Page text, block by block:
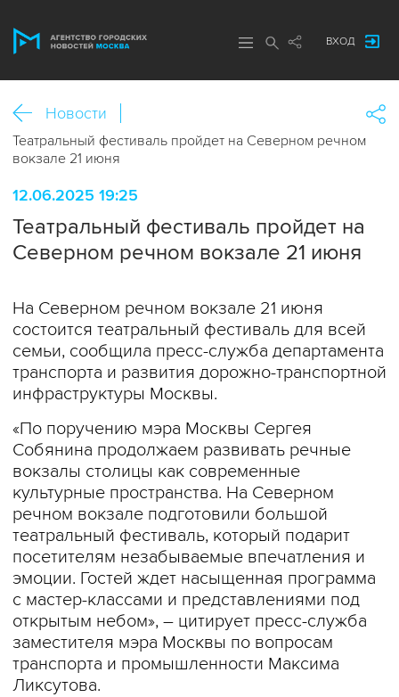
ВХОД
Новости
Театральный фестиваль пройдет на Северном речном
вокзале 21 июня
12.06.2025 19:25
Театральный фестиваль пройдет на
Северном речном вокзале 21 июня
На Северном речном вокзале 21 июня
состоится театральный фестиваль для всей
семьи, сообщила пресс-служба департамента
транспорта и развития дорожно-транспортной
инфраструктуры Москвы.
«По поручению мэра Москвы Сергея
Собянина продолжаем развивать речные
вокзалы столицы как современные
культурные пространства. На Северном
речном вокзале подготовили большой
театральный фестиваль, который подарит
посетителям незабываемые впечатления и
эмоции. Гостей ждет насыщенная программа
с мастер-классами и представлениями под
открытым небом», – цитирует пресс-служба
заместителя мэра Москвы по вопросам
транспорта и промышленности Максима
Ликсутова.